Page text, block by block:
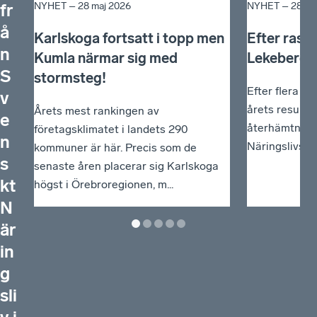
fr
å
n
S
v
e
n
s
kt
N
är
in
g
sli
NYHET –28 maj 2026
Karlskoga fortsatt i topp men
Kumla närmar sig med
stormsteg!
Årets mest rankingen av
företagsklimatet i landets 290
kommuner är här. Precis som de
senaste åren placerar sig Karlskoga
högst i Örebroregionen, m...
NYHET –28
Efter
Lekeberg
Efter flera år
årets
Näringslivs